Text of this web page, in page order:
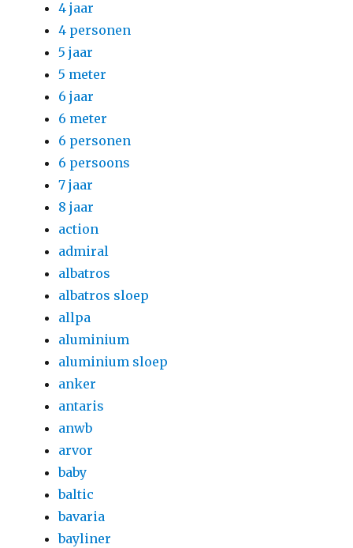
4 jaar
4 personen
5 jaar
5 meter
6 jaar
6 meter
6 personen
6 persoons
7 jaar
8 jaar
action
admiral
albatros
albatros sloep
allpa
aluminium
aluminium sloep
anker
antaris
anwb
arvor
baby
baltic
bavaria
bayliner